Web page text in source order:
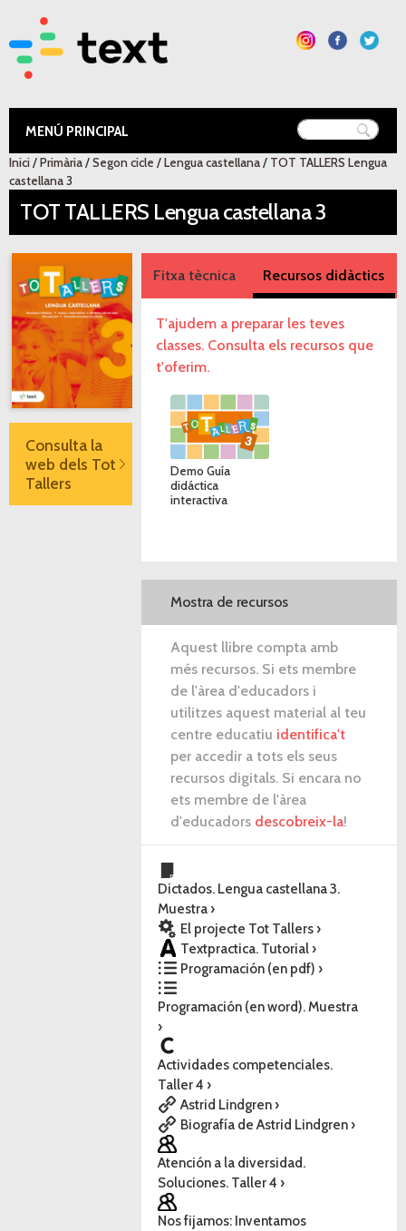
contingut
Text Educació
Esteu aquí
Inici/Primària/Segon cicle /Lengua castellana/ TOT TALLERS Lengua
castellana 3
TOT TALLERS Lengua castellana 3
Consulta la
web dels Tot
Tallers
Fitxa tècnica Recursos didàctics
T'ajudem a preparar les teves
classes. Consulta els recursos que
t'oferim.
Demo Guía
didáctica
interactiva
Mostra de recursos
Aquest llibre compta amb
més recursos. Si ets membre
de l'àrea d'educadors i
utilitzes aquest material al teu
centre educatiu identifica't
per accedir a tots els seus
recursos digitals. Si encara no
ets membre de l'àrea
d'educadors descobreix-la!
Dictados. Lengua castellana 3.
Muestra ›
El projecte Tot Tallers ›
Textpractica. Tutorial ›
Programación (en pdf) ›
Programación (en word). Muestra
›
Actividades competenciales.
Taller 4 ›
Astrid Lindgren ›
Biografía de Astrid Lindgren ›
Atención a la diversidad.
Soluciones. Taller 4 ›
Nos fijamos: Inventamos